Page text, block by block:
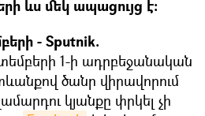
ևս մեկ ապացույց է։
- Sputnik.
1-ի ադրբեջանական
ծանր վիրավորում
կյանքը փրկել չի